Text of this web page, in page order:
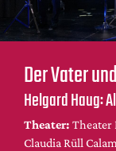
Bühnenwelt
Festivals &
Menschen &
Themen
Nachrufe
Der Vater
Helgard Haug:
Theater: Theater
Claudia Rüll